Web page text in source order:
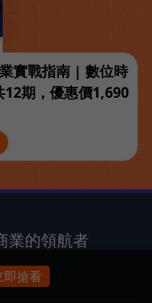
實戰指南 | 數位時
期，優惠價1,690
業的領航者
即搶看